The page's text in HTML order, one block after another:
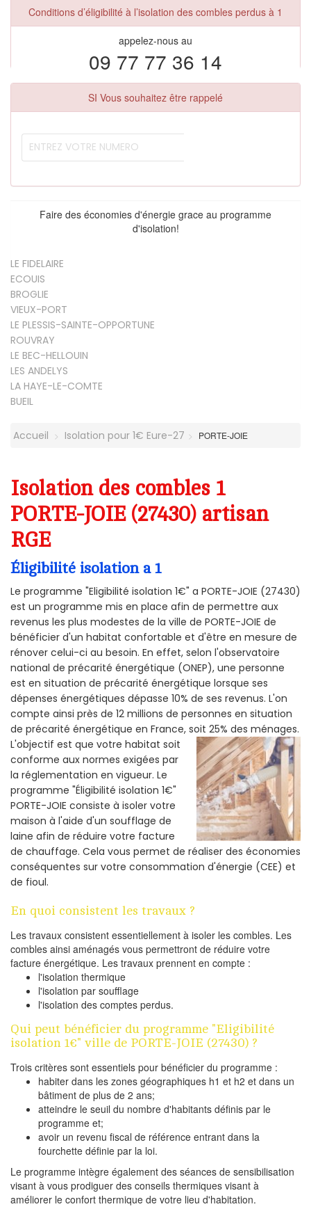
Conditions d’éligibilité à l’isolation des combles perdus à 1
appelez-nous au
09 77 77 36 14
SI Vous souhaitez être rappelé
Faire des économies d'énergie grace au programme
d'isolation!
LE FIDELAIRE
ECOUIS
BROGLIE
VIEUX-PORT
LE PLESSIS-SAINTE-OPPORTUNE
ROUVRAY
LE BEC-HELLOUIN
LES ANDELYS
LA HAYE-LE-COMTE
BUEIL
Accueil Isolation pour 1€ Eure-27 PORTE-JOIE
Isolation des combles 1
PORTE-JOIE (27430) artisan
RGE
Éligibilité isolation a 1
Le programme "Eligibilité isolation 1€" a PORTE-JOIE (27430)
est un programme mis en place afin de permettre aux
revenus les plus modestes de la ville de PORTE-JOIE de
bénéficier d'un habitat confortable et d'être en mesure de
rénover celui-ci au besoin. En effet, selon l'observatoire
national de précarité énergétique (ONEP), une personne
est en situation de précarité énergétique lorsque ses
dépenses énergétiques dépasse 10% de ses revenus. L'on
compte ainsi près de 12 millions de personnes en situation
de précarité énergétique en France, soit 25% des ménages.
L'objectif est que votre habitat soit
conforme aux normes exigées par
la réglementation en vigueur. Le
programme "Éligibilité isolation 1€"
PORTE-JOIE consiste à isoler votre
maison à l'aide d'un soufflage de
laine afin de réduire votre facture
de chauffage. Cela vous permet de réaliser des économies
conséquentes sur votre consommation d'énergie (CEE) et
de fioul.
En quoi consistent les travaux ?
Les travaux consistent essentiellement à isoler les combles. Les
combles ainsi aménagés vous permettront de réduire votre
facture énergétique. Les travaux prennent en compte :
l'isolation thermique
l'isolation par soufflage
l'isolation des comptes perdus.
Qui peut bénéficier du programme "Eligibilité
isolation 1€" ville de PORTE-JOIE (27430) ?
Trois critères sont essentiels pour bénéficier du programme :
habiter dans les zones géographiques h1 et h2 et dans un
bâtiment de plus de 2 ans;
atteindre le seuil du nombre d'habitants définis par le
programme et;
avoir un revenu fiscal de référence entrant dans la
fourchette définie par la loi.
Le programme intègre également des séances de sensibilisation
visant à vous prodiguer des conseils thermiques visant à
améliorer le confort thermique de votre lieu d'habitation.